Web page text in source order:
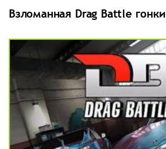
Взломанная Drag Battle